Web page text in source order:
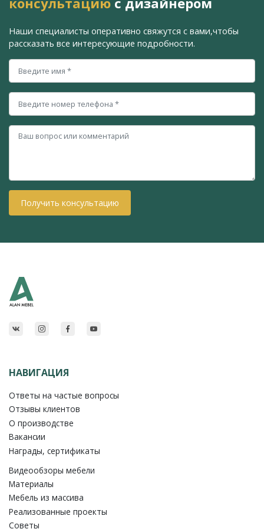
Наши специалисты оперативно свяжутся с вами,чтобы
рассказать все интересующие подробности.
Получить консультацию
НАВИГАЦИЯ
Ответы на частые вопросы
Отзывы клиентов
О производстве
Вакансии
Награды, сертификаты
Видеообзоры мебели
Материалы
Мебель из массива
Реализованные проекты
Советы